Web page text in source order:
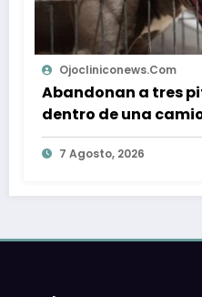
bajo el sol
serán